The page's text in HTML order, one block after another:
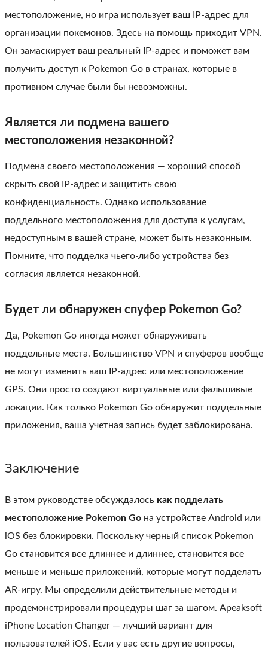
местоположение, но игра использует ваш IP-адрес для
организации покемонов. Здесь на помощь приходит VPN.
Он замаскирует ваш реальный IP-адрес и поможет вам
получить доступ к Pokemon Go в странах, которые в
противном случае были бы невозможны.
Является ли подмена вашего
местоположения незаконной?
Подмена своего местоположения — хороший способ
скрыть свой IP-адрес и защитить свою
конфиденциальность. Однако использование
поддельного местоположения для доступа к услугам,
недоступным в вашей стране, может быть незаконным.
Помните, что подделка чьего-либо устройства без
согласия является незаконной.
Будет ли обнаружен спуфер Pokemon Go?
Да, Pokemon Go иногда может обнаруживать
поддельные места. Большинство VPN и спуферов вообще
не могут изменить ваш IP-адрес или местоположение
GPS. Они просто создают виртуальные или фальшивые
локации. Как только Pokemon Go обнаружит поддельные
приложения, ваша учетная запись будет заблокирована.
Заключение
В этом руководстве обсуждалось как подделать
местоположение Pokemon Go на устройстве Android или
iOS без блокировки. Поскольку черный список Pokemon
Go становится все длиннее и длиннее, становится все
меньше и меньше приложений, которые могут подделать
AR-игру. Мы определили действительные методы и
продемонстрировали процедуры шаг за шагом. Apeaksoft
iPhone Location Changer — лучший вариант для
пользователей iOS. Если у вас есть другие вопросы,